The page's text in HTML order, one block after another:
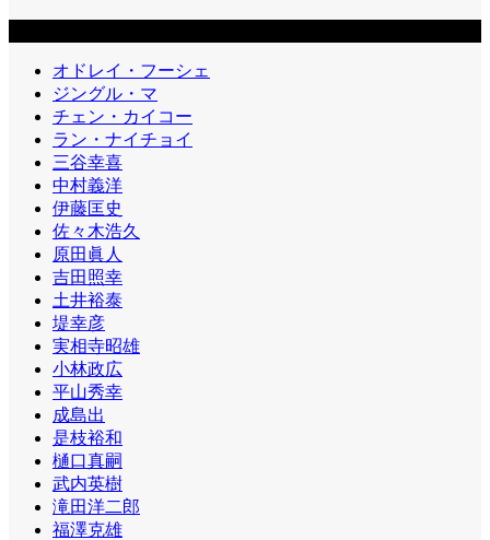
オドレイ・フーシェ
ジングル・マ
チェン・カイコー
ラン・ナイチョイ
三谷幸喜
中村義洋
伊藤匡史
佐々木浩久
原田眞人
吉田照幸
土井裕泰
堤幸彦
実相寺昭雄
小林政広
平山秀幸
成島出
是枝裕和
樋口真嗣
武内英樹
滝田洋二郎
福澤克雄